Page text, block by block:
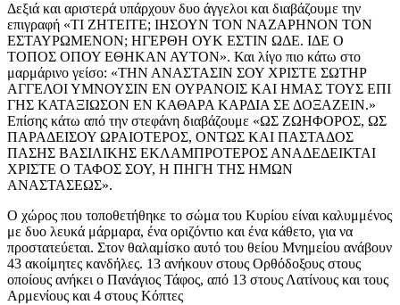
Δεξιά και αριστερά υπάρχουν δυο άγγελοι και διαβάζουμε την
επιγραφή «ΤΙ ΖΗΤΕΙΤΕ; ΙΗΣΟΥΝ ΤΟΝ ΝΑΖΑΡΗΝΟΝ ΤΟΝ
ΕΣΤΑΥΡΩΜΕΝΟΝ; ΗΓΕΡΘΗ ΟΥΚ ΕΣΤΙΝ ΩΔΕ. ΙΔΕ Ο
ΤΟΠΟΣ ΟΠΟΥ ΕΘΗΚΑΝ ΑΥΤΟΝ». Και λίγο πιο κάτω στο
μαρμάρινο γείσο: «ΤΗΝ ΑΝΑΣΤΑΣΙΝ ΣΟΥ ΧΡΙΣΤΕ ΣΩΤΗΡ
ΑΓΓΕΛΟΙ ΥΜΝΟΥΣΙΝ ΕΝ ΟΥΡΑΝΟΙΣ ΚΑΙ ΗΜΑΣ ΤΟΥΣ ΕΠΙ
ΓΗΣ ΚΑΤΑΞΙΩΣΟΝ ΕΝ ΚΑΘΑΡΑ ΚΑΡΔΙΑ ΣΕ ΔΟΞΑΖΕΙΝ.»
Επίσης κάτω από την στεφάνη διαβάζουμε «ΩΣ ΖΩΗΦΟΡΟΣ, ΩΣ
ΠΑΡΑΔΕΙΣΟΥ ΩΡΑΙΟΤΕΡΟΣ, ΟΝΤΩΣ ΚΑΙ ΠΑΣΤΑΔΟΣ
ΠΑΣΗΣ ΒΑΣΙΛΙΚΗΣ ΕΚΛΑΜΠΡΟΤΕΡΟΣ ΑΝΑΔΕΔΕΙΚΤΑΙ
ΧΡΙΣΤΕ Ο ΤΑΦΟΣ ΣΟΥ, Η ΠΗΓΗ ΤΗΣ ΗΜΩΝ
ΑΝΑΣΤΑΣΕΩΣ».
Ο χώρος που τοποθετήθηκε το σώμα του Κυρίου είναι καλυμμένος
με δυο λευκά μάρμαρα, ένα οριζόντιο και ένα κάθετο, για να
προστατεύεται. Στον θαλαμίσκο αυτό του θείου Μνημείου ανάβουν
43 ακοίμητες κανδήλες. 13 ανήκουν στους Ορθόδοξους στους
οποίους ανήκει ο Πανάγιος Τάφος, από 13 στους Λατίνους και τους
Αρμενίους και 4 στους Κόπτες